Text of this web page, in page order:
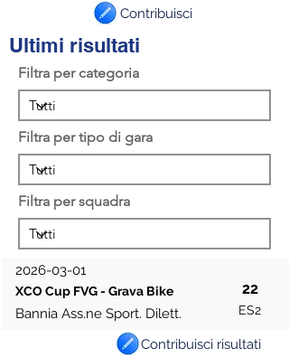
Contribuisci
Ultimi risultati
Filtra per categoria
Filtra per tipo di gara
Filtra per squadra
2026-03-01
XCO Cup FVG - Grava Bike 22
Bannia Ass.ne Sport. Dilett. ES2
Contribuisci risultati